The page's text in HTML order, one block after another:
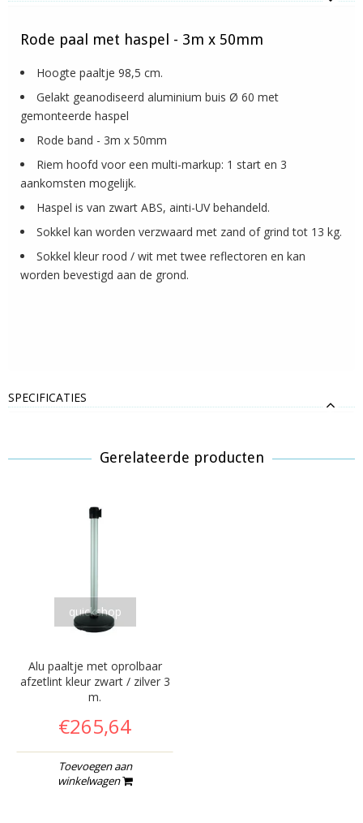
Rode paal met haspel - 3m x 50mm
Hoogte paaltje 98,5 cm.
Gelakt geanodiseerd aluminium buis Ø 60 met
gemonteerde haspel
Rode band - 3m x 50mm
Riem hoofd voor een multi-markup: 1 start en 3
aankomsten mogelijk.
Haspel is van zwart ABS, ainti-UV behandeld.
Sokkel kan worden verzwaard met zand of grind tot 13 kg.
Sokkel kleur rood / wit met twee reflectoren en kan
worden bevestigd aan de grond.
SPECIFICATIES
Gerelateerde producten
quickshop
Alu paaltje met oprolbaar
afzetlint kleur zwart / zilver 3
m.
€265,64
Toevoegen aan
winkelwagen